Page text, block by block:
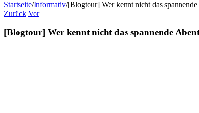
Startseite/Informativ/[Blogtour] Wer kennt nicht das
Zurück Vor
[Blogtour] Wer kennt nicht das spannende